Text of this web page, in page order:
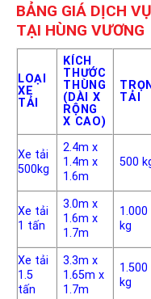
BẢNG GIÁ DỊCH
TẠI HÙNG VƯƠNG
LOẠI
XE
TẢI
KÍCH
THƯỚC
THÙNG
(DÀI X
RỘNG
X CAO)
TẢI
Xe tải
500kg
2.4m x
1.4m x
1.6m
500
Xe tải
1 tấn
3.0m x
1.6m x
1.7m
1.000
kg
Xe tải
1.5
tấn
3.3m x
1.65m x
1.7m
1.500
kg